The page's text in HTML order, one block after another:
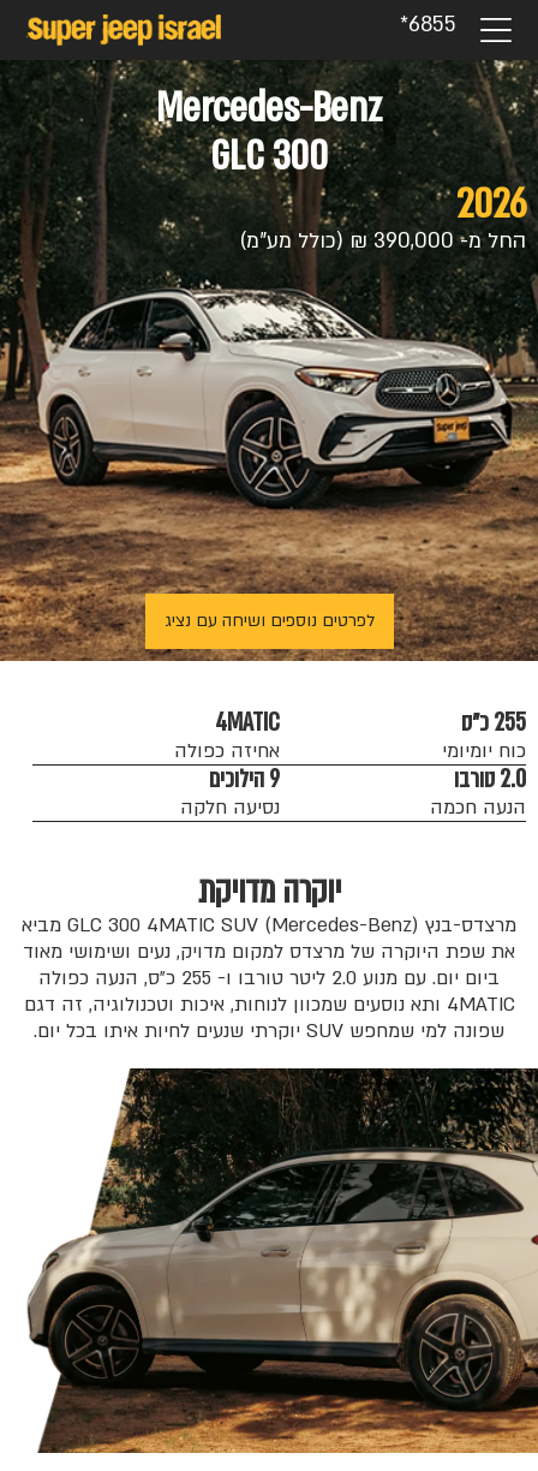
6855*
Mercedes-Benz
GLC 300
2026
החל מ- 390,000 ₪ (כולל מע"מ)
לפרטים נוספים ושיחה עם נציג
255 כ״ס
כוח יומיומי
4MATIC
אחיזה כפולה
2.0 טורבו
הנעה חכמה
9 הילוכים
נסיעה חלקה
יוקרה מדויקת
מרצדס-בנץ (Mercedes-Benz) GLC 300 4MATIC SUV מביא
את שפת היוקרה של מרצדס למקום מדויק, נעים ושימושי מאוד
ביום יום. עם מנוע 2.0 ליטר טורבו ו- 255 כ״ס, הנעה כפולה
4MATIC ותא נוסעים שמכוון לנוחות, איכות וטכנולוגיה, זה דגם
שפונה למי שמחפש SUV יוקרתי שנעים לחיות איתו בכל יום.